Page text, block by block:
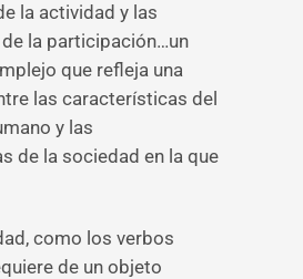
la actividad y las
la participación…un
que refleja una
las características del
y las
de la sociedad en la que
como los verbos
de un objeto